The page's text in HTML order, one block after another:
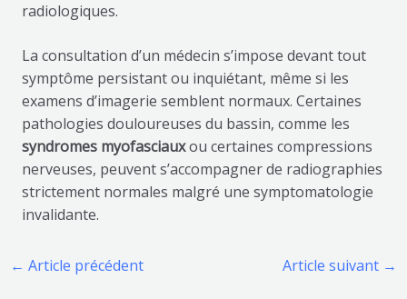
radiologiques.
La consultation d’un médecin s’impose devant tout
symptôme persistant ou inquiétant, même si les
examens d’imagerie semblent normaux. Certaines
pathologies douloureuses du bassin, comme les
syndromes myofasciauxou certaines compressions
nerveuses, peuvent s’accompagner de radiographies
strictement normales malgré une symptomatologie
invalidante.
← Article précédent Article suivant →